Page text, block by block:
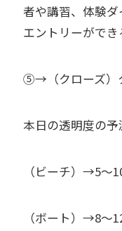
者や講習、体験
エントリーができ
⑤→（クローズ）
本日の透明度の予
（ビーチ）→5～
（ボート）→8～